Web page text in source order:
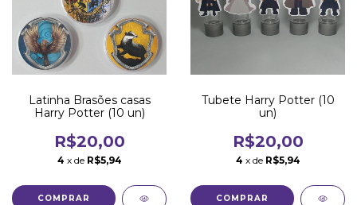
Latinha Brasões casas
Harry Potter (10 un)
R$20,00
4 x de R$5,94
Tubete Harry Potter (10
un)
R$20,00
4 x de R$5,94